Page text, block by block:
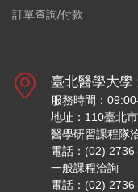
訂單查詢/付款
臺北醫學大學
服務時間：
地址：110臺北
醫學研習課程隊
電話：(02)
一般課程洽詢
電話：(02)